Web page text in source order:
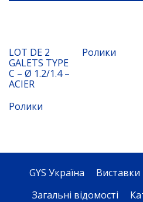
LOT DE 2
GALETS TYPE
C – Ø 1.2/1.4 –
ACIER
Ролики
Ролики
GYS Україна Виставки
Загальні відомості